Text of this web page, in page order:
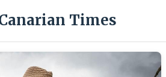
Times